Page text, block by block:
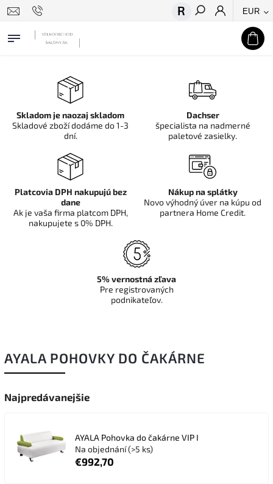
EUR
Hľadať
AYALA POHOVKY DO ČAKÁRNE
Najpredávanejšie
AYALA Pohovka do čakárne VIP I
Na objednání(>5 ks)
€992,70
Skladom je naozaj skladom
Skladové zboží dodáme do 1-3
dní.
Dachser
špecialista na nadmerné
paletové zasielky.
Platcovia DPH nakupujú bez
dane
Ak je vaša firma platcom DPH,
nakupujete s 0% DPH.
Nákup na splátky
Novo výhodný úver na kúpu od
partnera Home Credit.
5% vernostná zľava
Pre registrovaných
podnikateľov.